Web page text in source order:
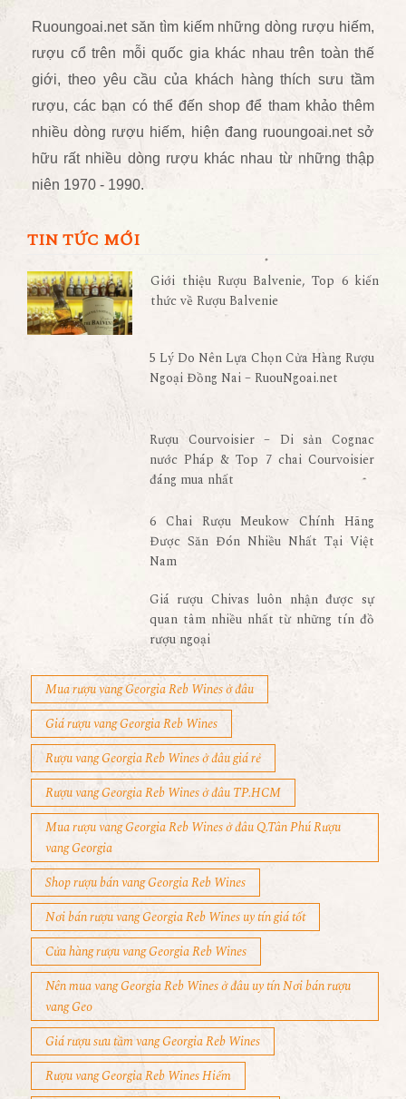
Ruoungoai.net săn tìm kiếm những dòng rượu hiếm,
rượu cổtrên mỗi quốc gia khác nhau trên toàn thế
giới, theo yêu cầu của khách hàng thích sưu tầm
rượu, các bạn có thể đến shop để tham khảo thêm
nhiều dòng rượu hiếm, hiện đang ruoungoai.net sở
hữu rất nhiều dòng rượu khác nhau từ những thập
niên 1970 - 1990.
TIN TỨC MỚI
Giới thiệu Rượu Balvenie, Top 6 kiến
thức về Rượu Balvenie
5 Lý Do Nên Lựa Chọn Cửa Hàng Rượu
Ngoại Đồng Nai – RuouNgoai.net
Rượu Courvoisier – Di sản Cognac
nước Pháp & Top 7 chai Courvoisier
đáng mua nhất
6 Chai Rượu Meukow Chính Hãng
Được Săn Đón Nhiều Nhất Tại Việt
Nam
Giá rượu Chivas luôn nhận được sự
quan tâm nhiều nhất từ những tín đồ
rượu ngoại
Mua rượu vang Georgia Reb Wines ở đâu
Giá rượu vang Georgia Reb Wines
Rượu vang Georgia Reb Wines ở đâu giá rẻ
Rượu vang Georgia Reb Wines ở đâu TP.HCM
Mua rượu vang Georgia Reb Wines ở đâu Q.Tân Phú Rượu
vang Georgia
Shop rượu bán vang Georgia Reb Wines
Nơi bán rượu vang Georgia Reb Wines uy tín giá tốt
Cửa hàng rượu vang Georgia Reb Wines
Nên mua vang Georgia Reb Wines ở đâu uy tín Nơi bán rượu
vang Geo
Giá rượu sưu tầm vang Georgia Reb Wines
Rượu vang Georgia Reb Wines Hiếm